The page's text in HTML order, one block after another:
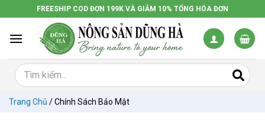
đến
dung
FREESHIP COD ĐƠN 199K VÀ GIẢM 10% TỔNG HÓA ĐƠN
Trang Chủ /Chính Sách Bảo Mật